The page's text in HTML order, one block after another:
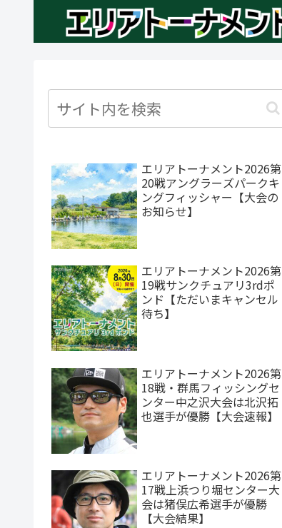
エリアトーナメント2026第
20戦アングラーズパークキ
ングフィッシャー【大会の
お知らせ】
エリアトーナメント2026第
19戦サンクチュアリ3rdポ
ンド【ただいまキャンセル
待ち】
エリアトーナメント2026第
18戦・群馬フィッシングセ
ンター中之沢大会は北沢拓
也選手が優勝【大会速報】
エリアトーナメント2026第
17戦上浜つり堀センター大
会は猪俣広希選手が優勝
【大会結果】